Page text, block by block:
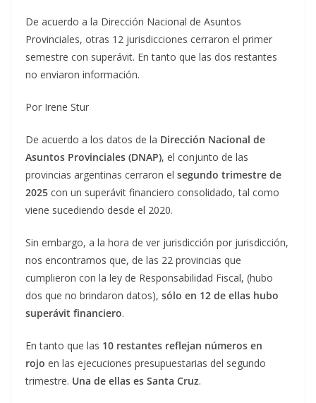
De acuerdo a la Dirección Nacional de Asuntos
Provinciales, otras 12 jurisdicciones cerraron el primer
semestre con superávit. En tanto que las dos restantes
no enviaron información.
Por Irene Stur
De acuerdo a los datos de la Dirección Nacional de
Asuntos Provinciales (DNAP), el conjunto de las
provincias argentinas cerraron el segundo trimestre de
2025 con un superávit financiero consolidado, tal como
viene sucediendo desde el 2020.
Sin embargo, a la hora de ver jurisdicción por jurisdicción,
nos encontramos que, de las 22 provincias que
cumplieron con la ley de Responsabilidad Fiscal, (hubo
dos que no brindaron datos), sólo en 12 de ellas hubo
superávit financiero.
En tanto que las 10 restantes reflejan números en
rojo en las ejecuciones presupuestarias del segundo
trimestre. Una de ellas es Santa Cruz.